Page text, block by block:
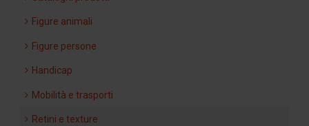
Figure animali
Figure persone
Handicap
Mobilità e trasporti
Retini e texture